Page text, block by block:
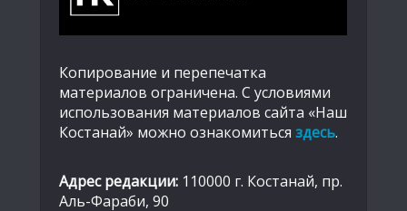
Копирование и перепечатка
материалов ограничена. С условиями
использования материалов сайта «Наш
Костанай» можно ознакомиться здесь.
Адрес редакции: 110000 г. Костанай, пр.
Аль-Фараби, 90